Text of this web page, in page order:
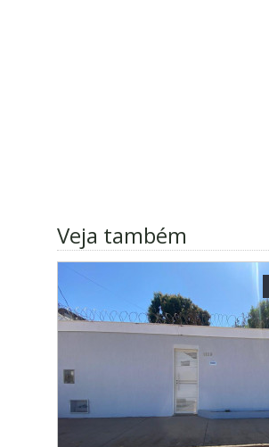
Veja também